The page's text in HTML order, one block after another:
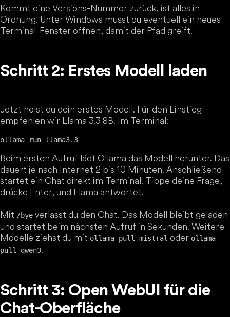
Kommt eine Versions-Nummer zurück, ist alles in
Ordnung. Unter Windows musst du eventuell ein neues
Terminal-Fenster öffnen, damit der Pfad greift.
Schritt 2: Erstes Modell laden
Jetzt holst du dein erstes Modell. Für den Einstieg
empfehlen wir Llama 3.3 8B. Im Terminal:
Beim ersten Aufruf lädt Ollama das Modell herunter. Das
dauert je nach Internet 2 bis 10 Minuten. Anschließend
startet ein Chat direkt im Terminal. Tippe deine Frage,
drücke Enter, und Llama antwortet.
Mit /bye verlässt du den Chat. Das Modell bleibt geladen
und startet beim nächsten Aufruf in Sekunden. Weitere
Modelle ziehst du mit ollama pull mistral oder ollama
pull qwen3.
Schritt 3: Open WebUI für die
Chat-Oberfläche